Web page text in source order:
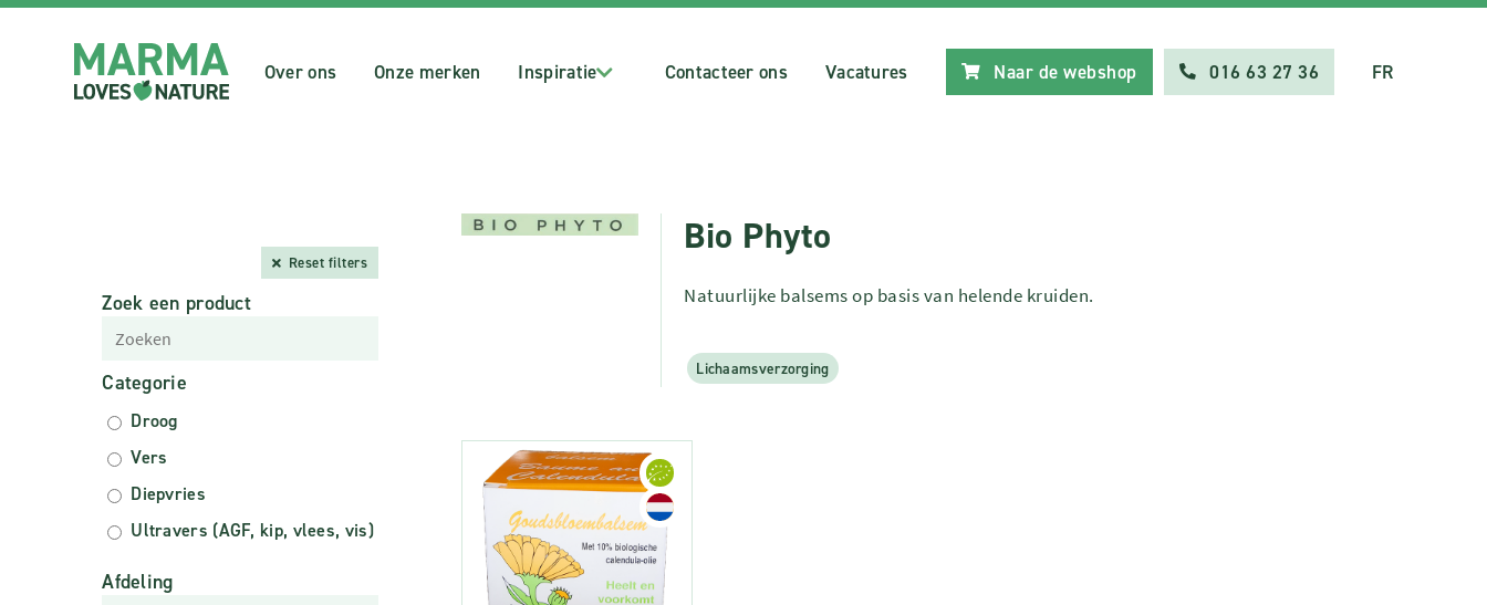
Over ons Onze merken Inspiratie Contacteer ons Vacatures Naar de webshop 016 63 27 36 FR
Reset filters
Zoek een product
Categorie
Droog
Vers
Diepvries
Ultravers (AGF, kip, vlees, vis)
Afdeling
Bio Phyto
Natuurlijke balsems op basis van helende kruiden.
Lichaamsverzorging